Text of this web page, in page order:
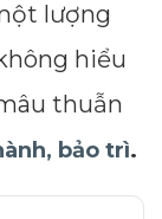
lượng
hiểu
thuẫn
bảo trì.